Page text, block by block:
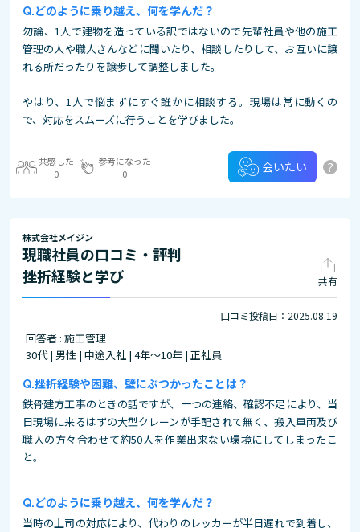
どのように乗り越え、何を学んだ？
勿論、1人で建物を造っている訳ではないので先輩社員や他の施工
管理の人や職人さんなどに聞いたり、相談したりして、お互いに譲
れる所だったりを譲歩して調整しました。
やはり、1人で悩まずにすぐ誰かに相談する。現場は常に動くの
で、対応をスムーズに行うことを学びました。
共感した
0
参考になった
0
会いたい ?
株式会社メイジン
現職社員の口コミ・評判
挫折経験と学び
共有
口コミ投稿日：2025.08.19
回答者 : 施工管理
30代 | 男性 | 中途入社 | 4年～10年 | 正社員
挫折経験や困難、壁にぶつかったことは？
鉄骨建方工事のときの話ですが、一つの連絡、確認不足により、当
日現場に来るはずの大型クレーンが手配されて無く、搬入車両及び
職人の方々合わせて約50人を作業出来ない環境にしてしまったこ
と。
どのように乗り越え、何を学んだ？
当時の上司の対応により、代わりのレッカーが半日遅れで到着し、